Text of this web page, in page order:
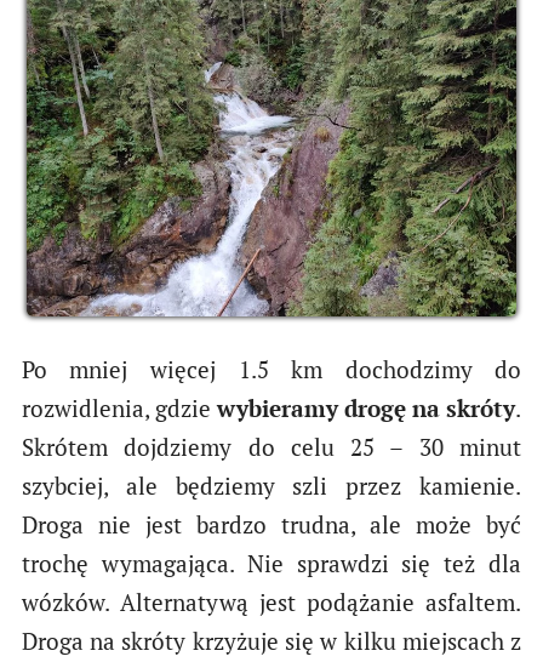
Po mniej więcej 1.5 km dochodzimy do
rozwidlenia, gdziewybieramy drogę na skróty.
Skrótem dojdziemy do celu 25 – 30 minut
szybciej, ale będziemy szli przez kamienie.
Droga nie jest bardzo trudna, ale może być
trochę wymagająca. Nie sprawdzi się też dla
wózków. Alternatywą jest podążanie asfaltem.
Droga na skróty krzyżuje się w kilku miejscach z